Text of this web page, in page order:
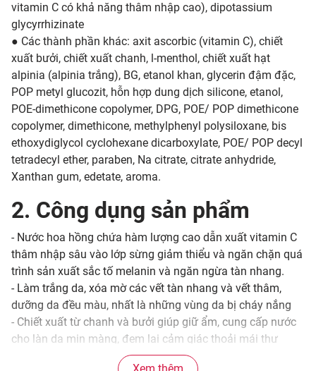
vitamin C có khả năng thâm nhập cao), dipotassium
glycyrrhizinate
● Các thành phần khác: axit ascorbic (vitamin C), chiết
xuất bưởi, chiết xuất chanh, l-menthol, chiết xuất hạt
alpinia (alpinia trắng), BG, etanol khan, glycerin đậm đặc,
POP metyl glucozit, hỗn hợp dung dịch silicone, etanol,
POE-dimethicone copolymer, DPG, POE/ POP dimethicone
copolymer, dimethicone, methylphenyl polysiloxane, bis
ethoxydiglycol cyclohexane dicarboxylate, POE/ POP decyl
tetradecyl ether, paraben, Na citrate, citrate anhydride,
Xanthan gum, edetate, aroma.
2. Công dụng sản phẩm
- Nước hoa hồng chứa hàm lượng cao dẫn xuất vitamin C
thâm nhập sâu vào lớp sừng giảm thiểu và ngăn chặn quá
trình sản xuất sắc tố melanin và ngăn ngừa tàn nhang.
- Làm trắng da, xóa mờ các vết tàn nhang và vết thâm,
dưỡng da đều màu, nhất là những vùng da bị cháy nắng
- Chiết xuất từ chanh và bưởi giúp giữ ẩm, cung cấp nước
cho làn da mịn màng, đem lại cảm giác thoải mái thư